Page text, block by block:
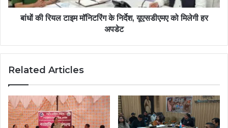
बांधों की रियल टाइम मॉनिटरिंग के निर्देश, यूएसडीएमए को मिलेगी हर
अपडेट
Related Articles